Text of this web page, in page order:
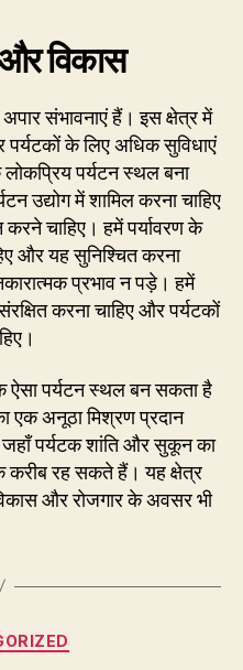
विकास
संभावनाएं हैं। इस क्षेत्र में
के लिए अधिक सुविधाएं
पर्यटन स्थल बना
उद्योग में शामिल करना चाहिए
चाहिए। हमें पर्यावरण के
और यह सुनिश्चित करना
प्रभाव न पड़े। हमें
करना चाहिए और पर्यटकों
पर्यटन स्थल बन सकता है
एक अनूठा मिश्रण प्रदान
पर्यटक शांति और सुकून का
रह सकते हैं। यह क्षेत्र
और रोजगार के अवसर भी